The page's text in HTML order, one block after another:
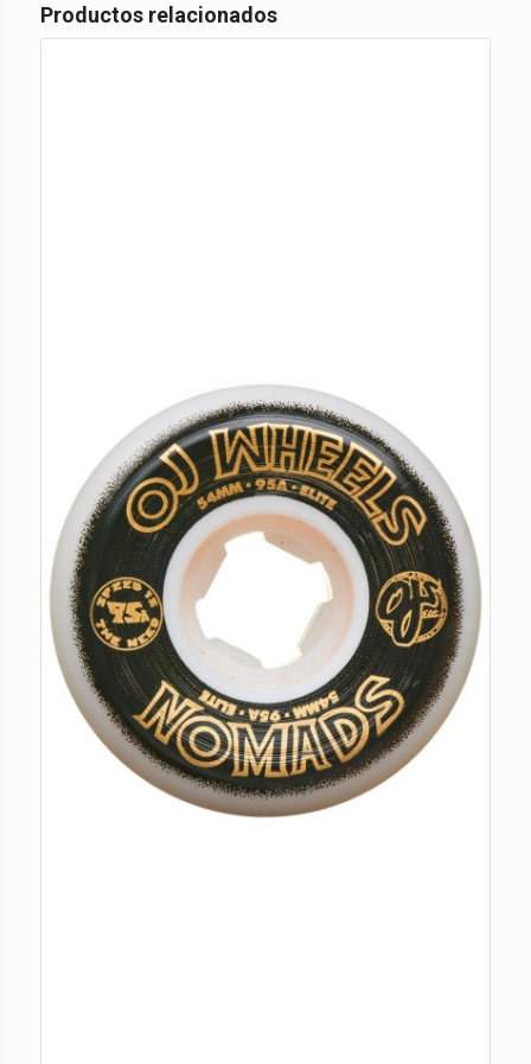
Productos relacionados